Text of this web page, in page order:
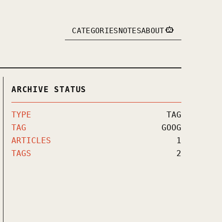
CATEGORIESNOTESABOUT
ARCHIVE STATUS
TYPE
TAG
TAG
GOOG
ARTICLES
1
TAGS
2